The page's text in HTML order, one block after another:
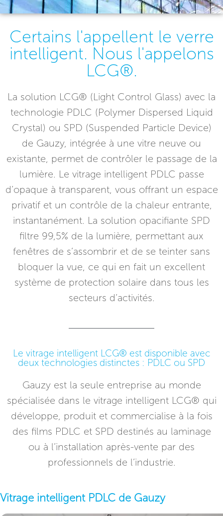
Certains l'appellent le verre
intelligent. Nous l'appelons
LCG®.
La solution LCG® (Light Control Glass) avec la
technologie PDLC (Polymer Dispersed Liquid
Crystal) ou SPD (Suspended Particle Device)
de Gauzy, intégrée à une vitre neuve ou
existante, permet de contrôler le passage de la
lumière. Le vitrage intelligent PDLC passe
d’opaque à transparent, vous offrant un espace
privatif et un contrôle de la chaleur entrante,
instantanément. La solution opacifiante SPD
filtre 99,5% de la lumière, permettant aux
fenêtres de s’assombrir et de se teinter sans
bloquer la vue, ce qui en fait un excellent
système de protection solaire dans tous les
secteurs d’activités.
Le vitrage intelligent LCG® est disponible avec
deux technologies distinctes : PDLC ou SPD
Gauzy est la seule entreprise au monde
spécialisée dans le vitrage intelligent LCG® qui
développe, produit et commercialise à la fois
des films PDLC et SPD destinés au laminage
ou à l’installation après-vente par des
professionnels de l’industrie.
Vitrage intelligent PDLC de Gauzy